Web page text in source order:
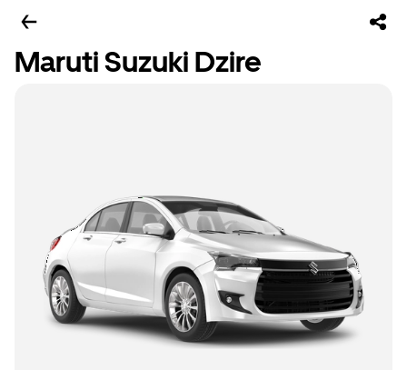
Maruti Suzuki Dzire